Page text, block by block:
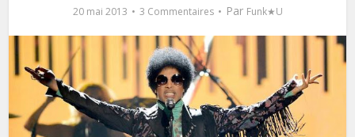
20 mai 2013 3 Commentaires Par Funk★U